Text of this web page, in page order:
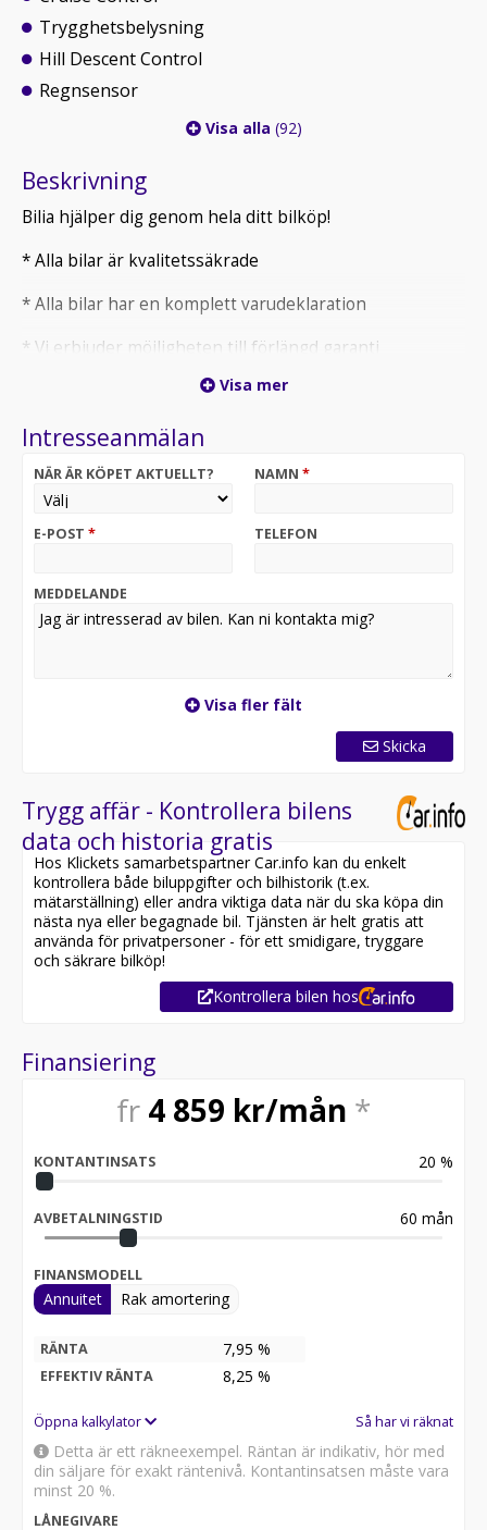
Trygghetsbelysning
Hill Descent Control
Regnsensor
Visa alla (92)
Beskrivning
Bilia hjälper dig genom hela ditt bilköp!
* Alla bilar är kvalitetssäkrade
* Alla bilar har en komplett varudeklaration
* Vi erbjuder möjligheten till förlängd garanti
* 30 dagars bytesrätt för samtliga begagnade bilar (läs
* Bilia Total: vår helhetslösning med förmånlig
* Hemleverans är möjlig inom hela Sverige
Visa mer
Intresseanmälan
NÄR ÄR KÖPET AKTUELLT? NAMN *
E-POST * TELEFON
MEDDELANDE
Visa fler fält
Skicka
Trygg affär - Kontrollera bilens
data och historia gratis
Hos Klickets samarbetspartner Car.info kan du enkelt
kontrollera både biluppgifter och bilhistorik (t.ex.
mätarställning) eller andra viktiga data när du ska köpa din
nästa nya eller begagnade bil. Tjänsten är helt gratis att
använda för privatpersoner - för ett smidigare, tryggare
och säkrare bilköp!
Kontrollera bilen hos
Finansiering
fr 4 859 kr/mån *
KONTANTINSATS 20 %
AVBETALNINGSTID 60 mån
FINANSMODELL
Annuitet Rak amortering
RÄNTA 7,95 %
EFFEKTIV RÄNTA 8,25 %
Öppna kalkylator Så har vi räknat
Detta är ett räkneexempel. Räntan är indikativ, hör med
din säljare för exakt räntenivå. Kontantinsatsen måste vara
minst 20 %.
LÅNEGIVARE